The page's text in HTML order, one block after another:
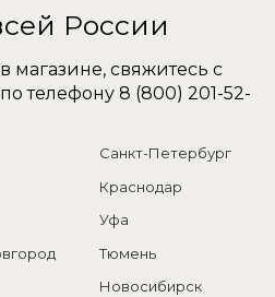
России
магазине, свяжитесь с
телефону 8 (800) 201-52-
Санкт-Петербург
Краснодар
Уфа
Тюмень
Новосибирск